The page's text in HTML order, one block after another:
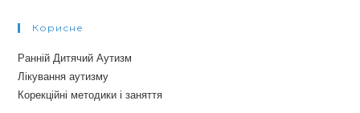
Корисне
Ранній Дитячий Аутизм
Лікування аутизму
Корекційні методики і заняття